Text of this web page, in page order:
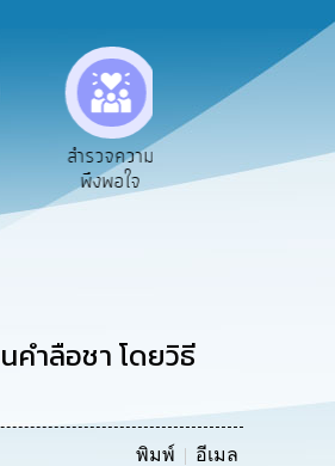
สำรวจความ
พึงพอใจ
ผู้รับเบีย
ยังชีพ
ำลือชา โดยวิธี
พิมพ์ อีเมล